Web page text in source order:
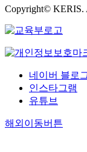
Copyright© KERIS.
네이버 블로
인스타그램
유튜브
해외이동버튼